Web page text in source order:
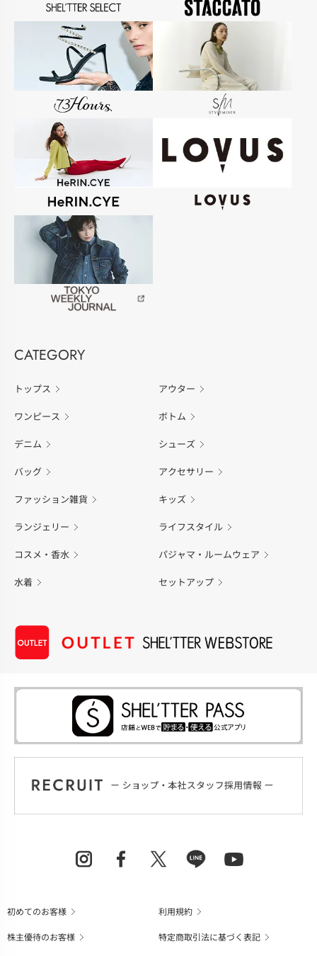
CATEGORY
トップス アウター
ワンピース ボトム
デニム シューズ
バッグ アクセサリー
ファッション雑貨 キッズ
ランジェリー ライフスタイル
コスメ・香水 パジャマ・ルームウェア
水着 セットアップ
初めてのお客様
利用規約
株主優待のお客様
特定商取引法に基づく表記